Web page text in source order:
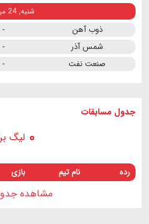
شنبه, 24 مرداد
ذوب آهن -
شمس آذر
-
صنعت نفت
-
جدول مسابقات
لیگ
رده نام تیم بازی
مشاهده